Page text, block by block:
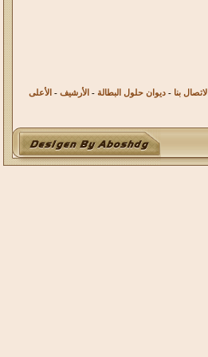
الاتصال بنا -ديوان حلول البطالة - الأرشيف - الأعلى